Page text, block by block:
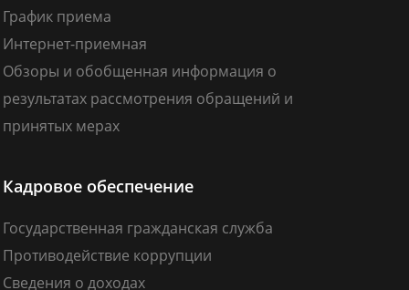
График приема
Интернет-приемная
Обзоры и обобщенная информация о
результатах рассмотрения обращений и
принятых мерах
Кадровое обеспечение
Государственная гражданская служба
Противодействие коррупции
Сведения о доходах